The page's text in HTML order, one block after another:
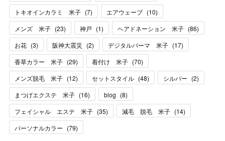
トキオインカラミ 米子 (7) エアウェーブ (10)
メンズ 米子 (23) 神戸 (1) ヘアドネーション 米子 (86)
お花 (3) 阪神大震災 (2) デジタルパーマ 米子 (17)
香草カラー 米子 (29) 着付け 米子 (70)
メンズ脱毛 米子 (12) セットスタイル (48) シルバー (2)
まつげエクステ 米子 (16) blog (8)
フェイシャル エステ 米子 (35) 減毛 脱毛 米子 (14)
パーソナルカラー (79)